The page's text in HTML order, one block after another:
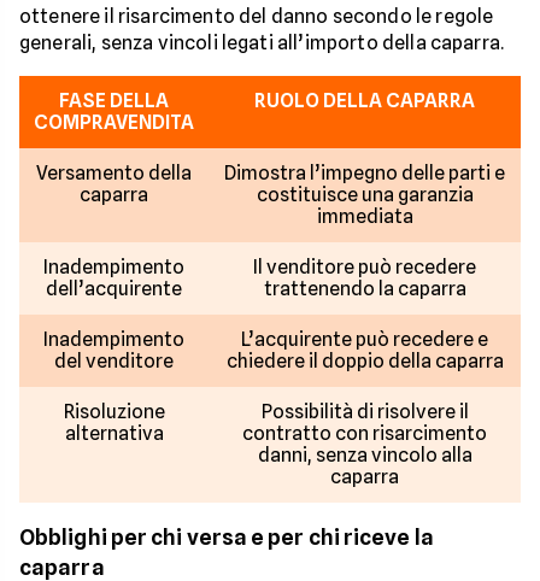
ottenere il risarcimento del danno secondo le regole
generali, senza vincoli legati all’importo della caparra.
FASE DELLA
COMPRAVENDITA
RUOLO DELLA CAPARRA
Versamento della
caparra
Dimostra l’impegno delle parti e
costituisce una garanzia
immediata
Inadempimento
dell’acquirente
Il venditore può recedere
trattenendo la caparra
Inadempimento
del venditore
L’acquirente può recedere e
chiedere il doppio della caparra
Risoluzione
alternativa
Possibilità di risolvere il
contratto con risarcimento
danni, senza vincolo alla
caparra
Obblighi per chi versa e per chi riceve la
caparra